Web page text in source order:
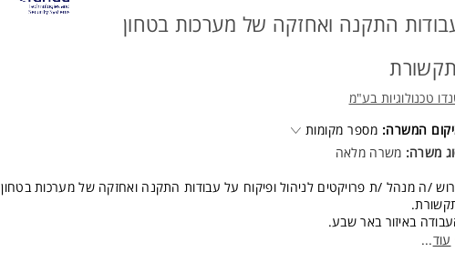
עצמאות ויכולת פתרון בעיות המשרה מיועדת לנשים ולגברים כאחד.
משרות ומידע על אורד בע"מ >
התקנה ואחזקה של מערכות בטחון
טכנולוגיות בע"מ
המשרה: מספר מקומות
משרה: משרה מלאה
/ה מנהל /ת פרויקטים לניהול ופיקוח על עבודות התקנה ואחזקה של מערכות בטחון
באיזור באר שבע.
דרישות:
עוד...